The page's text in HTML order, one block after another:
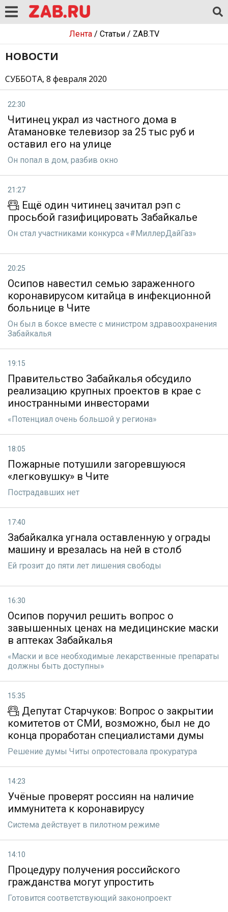
Лента/ Статьи/ ZAB.TV
НОВОСТИ
СУББОТА, 8 февраля 2020
22:30
Читинец украл из частного дома в
Атамановке телевизор за 25 тыс руб и
оставил его на улице
Он попал в дом, разбив окно
21:27
Ещё один читинец зачитал рэп с
просьбой газифицировать Забайкалье
Он стал участниками конкурса «#МиллерДайГаз»
20:25
Осипов навестил семью зараженного
коронавирусом китайца в инфекционной
больнице в Чите
Он был в боксе вместе с министром здравоохранения
Забайкалья
19:15
Правительство Забайкалья обсудило
реализацию крупных проектов в крае с
иностранными инвесторами
«Потенциал очень большой у региона»
18:05
Пожарные потушили загоревшуюся
«легковушку» в Чите
Пострадавших нет
17:40
Забайкалка угнала оставленную у ограды
машину и врезалась на ней в столб
Ей грозит до пяти лет лишения свободы
16:30
Осипов поручил решить вопрос о
завышенных ценах на медицинские маски
в аптеках Забайкалья
«Маски и все необходимые лекарственные препараты
должны быть доступны»
15:35
Депутат Старчуков: Вопрос о закрытии
комитетов от СМИ, возможно, был не до
конца проработан специалистами думы
Решение думы Читы опротестовала прокуратура
14:23
Учёные проверят россиян на наличие
иммунитета к коронавирусу
Система действует в пилотном режиме
14:10
Процедуру получения российского
гражданства могут упростить
Готовится соответствующий законопроект